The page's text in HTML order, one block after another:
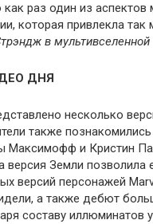
как раз один из аспектов
которая привлекла
в мультивселенной
ДНЯ
несколько
также познакомились
Максимофф и Кристин
версия Земли позволила
версий персонажей
а также дебют
составу иллюминатов